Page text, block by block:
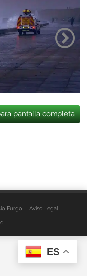
pantalla completa
Furgo Aviso Legal
ES